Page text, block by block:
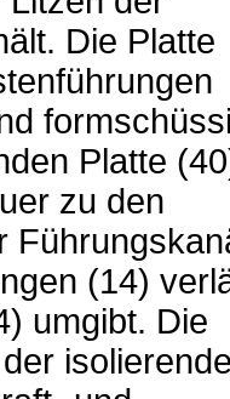
Die Platte
Platte
zu den
(14)
umgibt. Die